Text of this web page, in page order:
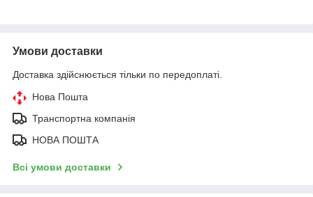
Умови доставки
Доставка здійснюється тільки по передоплаті.
Нова Пошта
Транспортна компанія
НОВА ПОШТА
Всі умови доставки